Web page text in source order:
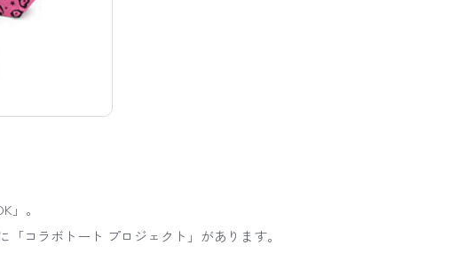
」。
コラボトート プロジェクト」があります。